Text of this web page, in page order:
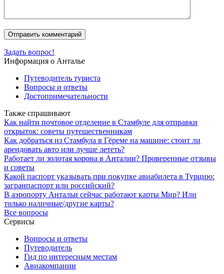
Задать вопрос!
Информация о Анталье
Путеводитель туриста
Вопросы и ответы
Достопримечательности
Также спрашивают
Как найти почтовое отделение в Стамбуле для отправки
открыток: советы путешественникам
Как добраться из Стамбула в Гёреме на машине: стоит ли
арендовать авто или лучше лететь?
Работает ли золотая корона в Анталии? Проверенные отзывы
и советы
Какой паспорт указывать при покупке авиабилета в Турцию:
загранпаспорт или российский?
В аэропорту Антальи сейчас работают карты Мир? Или
только наличные/другие карты?
Все вопросы
Сервисы
Вопросы и ответы
Путеводитель
Гид по интересным местам
Авиакомпании